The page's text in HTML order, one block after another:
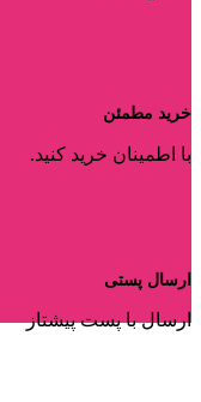
خرید مطمئن
با اطمینان خرید کنید.
ارسال پستی
ارسال با پست پیشتاز